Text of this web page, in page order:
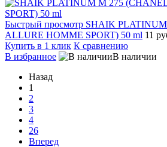
Быстрый просмотр SHAIK
ALLURE HOMME SPORT) 50 ml 11
Купить в 1 клик К сравнению
В избранное
В наличии
Назад
1
2
3
4
26
Вперед